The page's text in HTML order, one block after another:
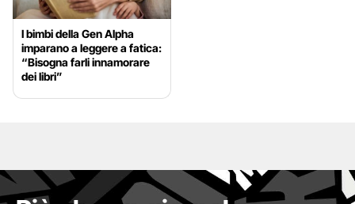
I bimbi della Gen Alpha
imparano a leggere a fatica:
“Bisogna farli innamorare
dei libri”